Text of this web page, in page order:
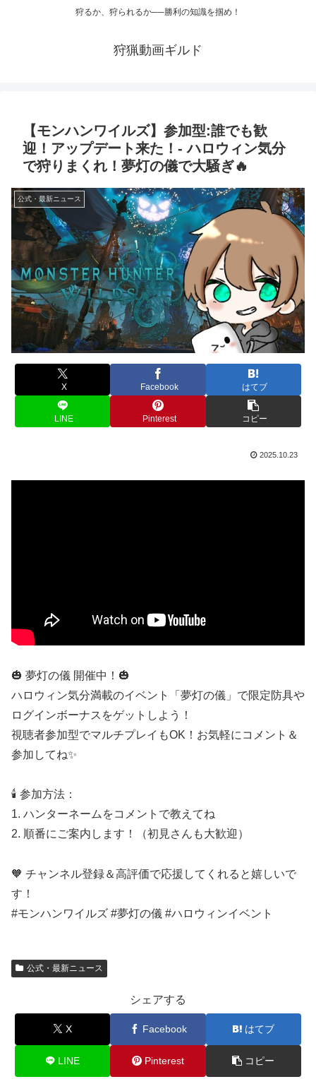
狩るか、狩られるか──勝利の知識を掴め！
狩猟動画ギルド
【モンハンワイルズ】参加型:誰でも歓
迎！アップデート来た！- ハロウィン気分
で狩りまくれ！夢灯の儀で大騒ぎ🔥
公式・最新ニュース
X Facebook はてブ
LINE Pinterest コピー
2025.10.23
🎃 夢灯の儀 開催中！🎃
ハロウィン気分満載のイベント「夢灯の儀」で限定防具や
ログインボーナスをゲットしよう！
視聴者参加型でマルチプレイもOK！お気軽にコメント＆
参加してね✨
🕯️ 参加方法：
1. ハンターネームをコメントで教えてね
2. 順番にご案内します！（初見さんも大歓迎）
🧡 チャンネル登録＆高評価で応援してくれると嬉しいで
す！
#モンハンワイルズ #夢灯の儀 #ハロウィンイベント
公式・最新ニュース
シェアする
X Facebook はてブ
LINE Pinterest コピー